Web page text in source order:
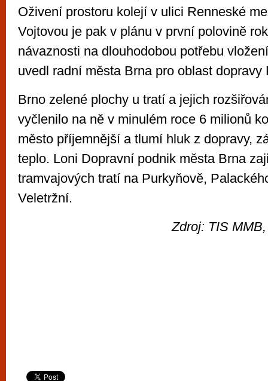
Oživení prostoru kolejí v ulici Renneské
Vojtovou je pak v plánu v první polovině
návaznosti na dlouhodobou potřebu
uvedl radní města Brna pro oblast dopravy
Brno zelené plochy u tratí a jejich
vyčlenilo na ně v minulém roce 6 milionů
město příjemnější a tlumí hluk z dopravy,
teplo. Loni Dopravní podnik města Brna
tramvajových tratí na Purkyňově,
Veletržní.
Zdroj: TIS